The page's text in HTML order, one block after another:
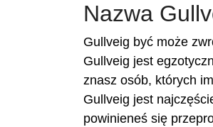
Nazwa
Gullveig być może
Gullveig jest
znasz osób, których
Gullveig jest
powinieneś się